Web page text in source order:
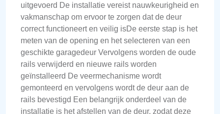
uitgevoerd De installatie vereist nauwkeurigheid en
vakmanschap om ervoor te zorgen dat de deur
correct functioneert en veilig isDe eerste stap is het
meten van de opening en het selecteren van een
geschikte garagedeur Vervolgens worden de oude
rails verwijderd en nieuwe rails worden
geïnstalleerd De veermechanisme wordt
gemonteerd en vervolgens wordt de deur aan de
rails bevestigd Een belangrijk onderdeel van de
installatie is het afstellen van de deur, zodat deze